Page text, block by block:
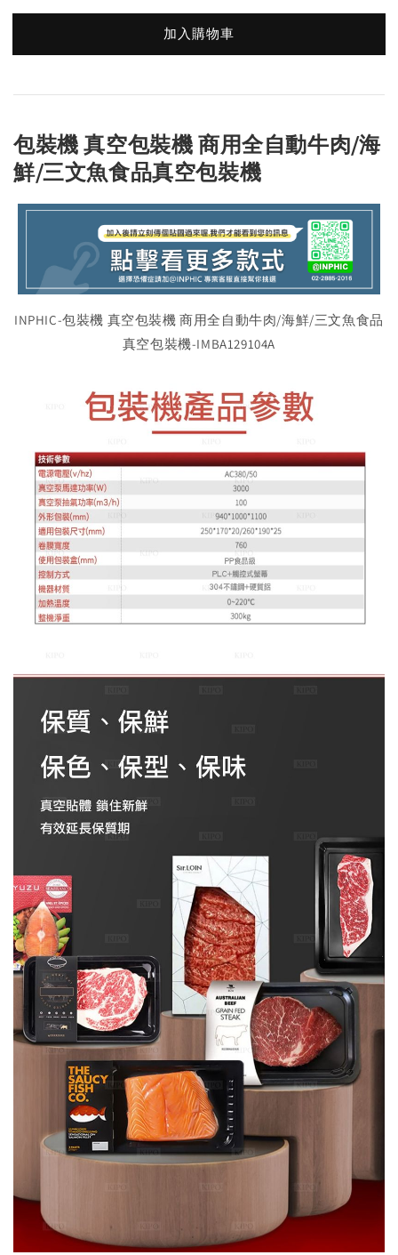
加入購物車
包裝機 真空包裝機 商用全自動牛肉/海
鮮/三文魚食品真空包裝機
INPHIC-包裝機 真空包裝機 商用全自動牛肉/海鮮/三文魚食品
真空包裝機-IMBA129104A